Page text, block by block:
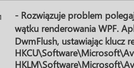
- Rozwiązuje problem
wątku renderowania WPF.
DwmFlush, ustawiając klucz